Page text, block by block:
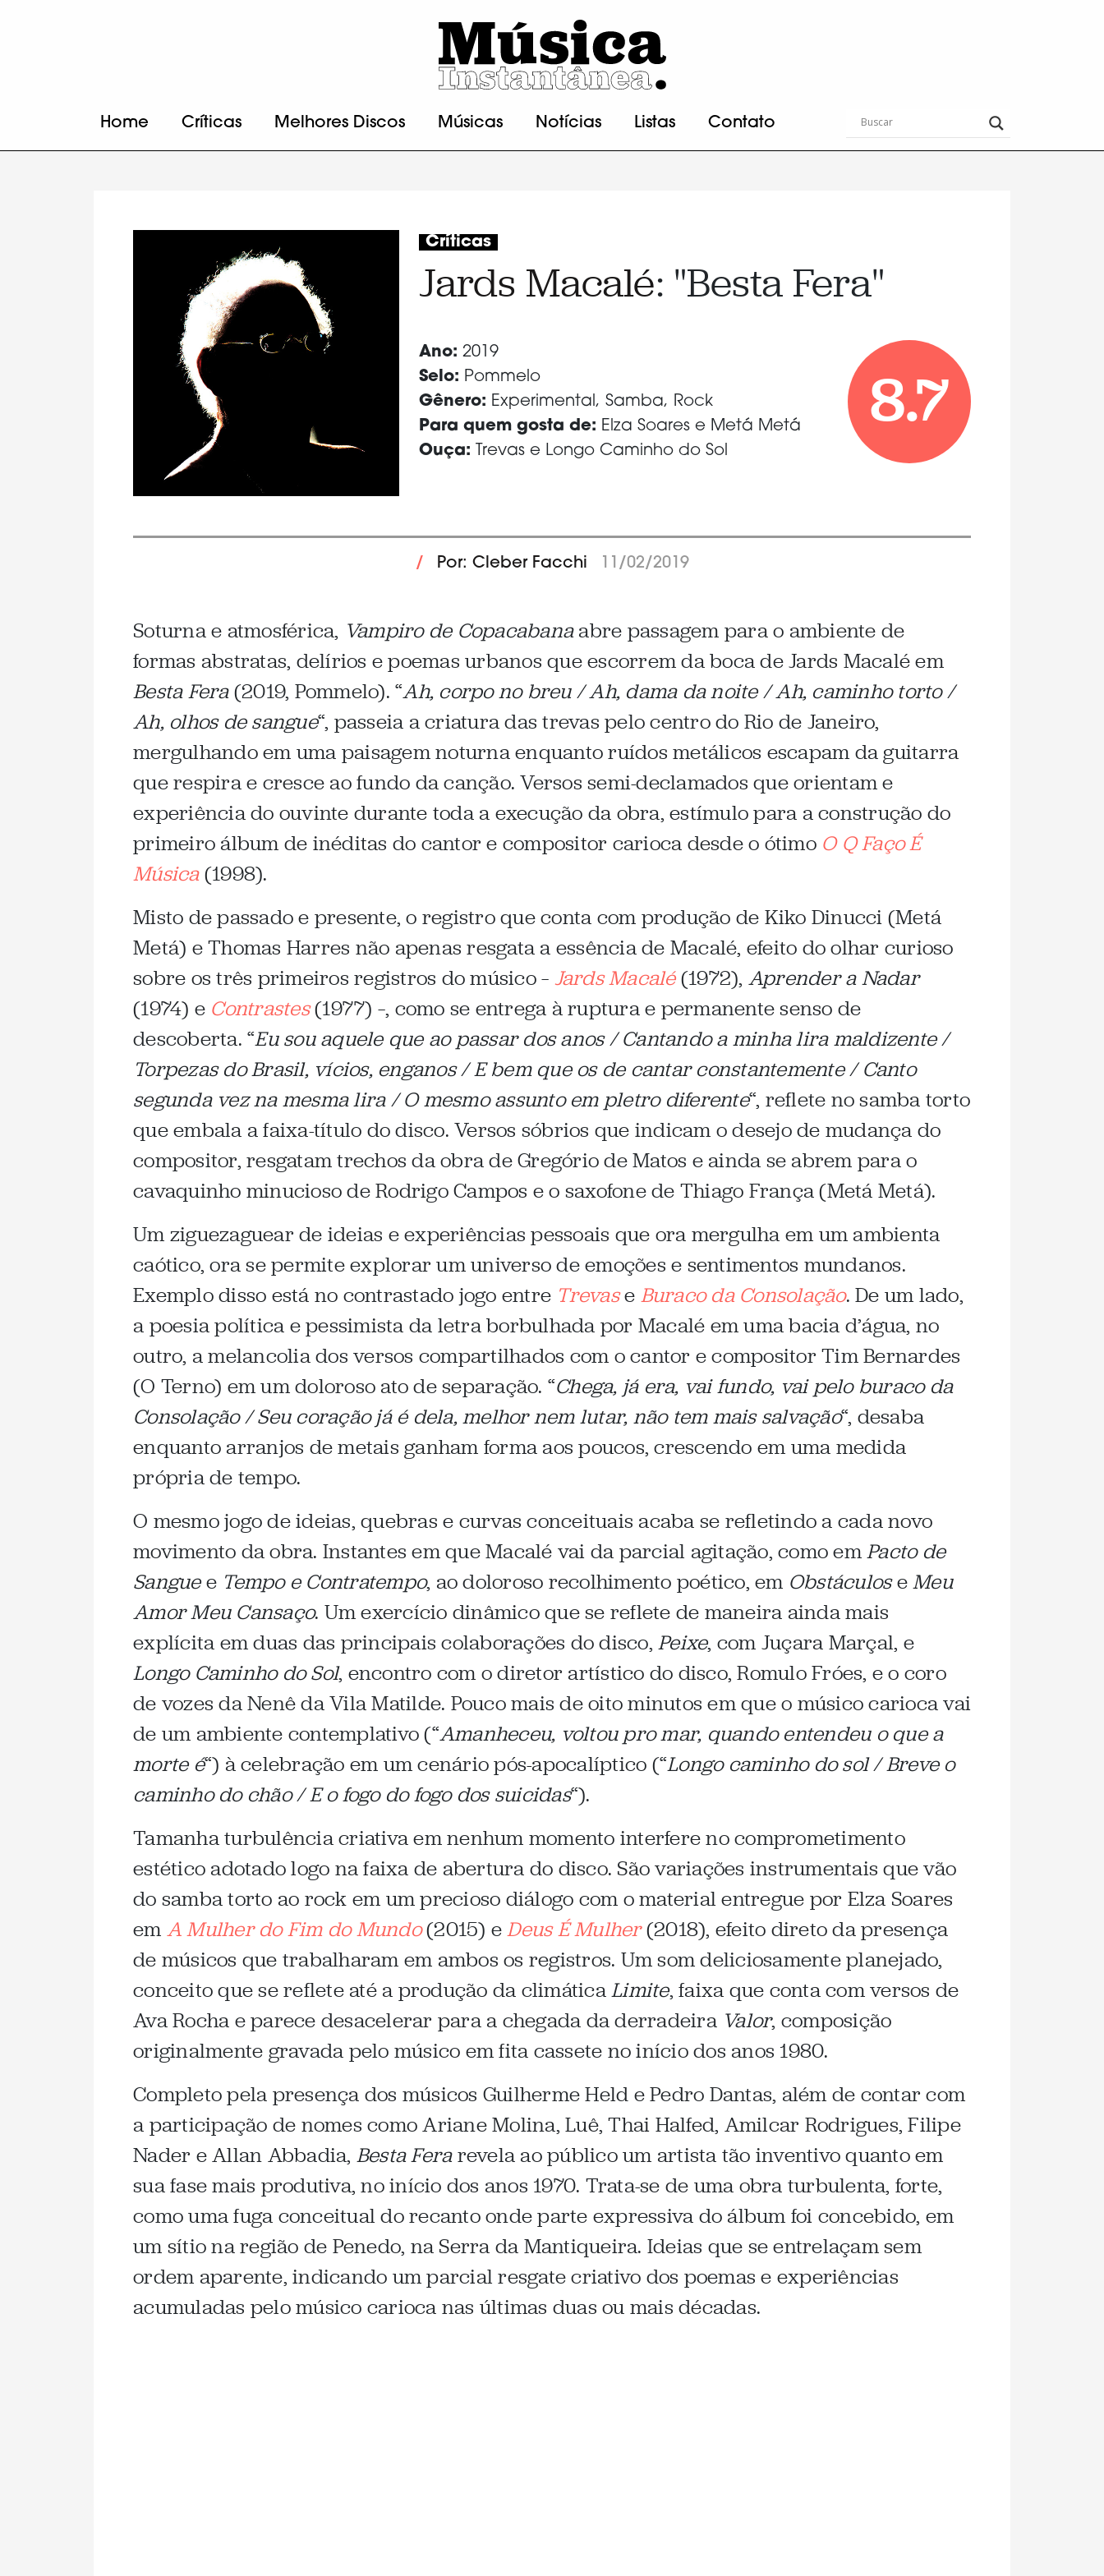
Home Críticas Melhores Discos Músicas Notícias Listas Contato
Críticas
Jards Macalé: "Besta Fera"
Ano: 2019
Selo: Pommelo
Gênero: Experimental, Samba, Rock
Para quem gosta de: Elza Soares e Metá Metá
Ouça: Trevas e Longo Caminho do Sol
8.7
/ Por: Cleber Facchi 11/02/2019
Soturna e atmosférica, Vampiro de Copacabanaabre passagem para o ambiente de
formas abstratas, delírios e poemas urbanos que escorrem da boca de Jards Macalé em
Besta Fera(2019, Pommelo). “Ah, corpo no breu / Ah, dama da noite / Ah, caminho torto /
Ah, olhos de sangue“, passeia a criatura das trevas pelo centro do Rio de Janeiro,
mergulhando em uma paisagem noturna enquanto ruídos metálicos escapam da guitarra
que respira e cresce ao fundo da canção. Versos semi-declamados que orientam e
experiência do ouvinte durante toda a execução da obra, estímulo para a construção do
primeiro álbum de inéditas do cantor e compositor carioca desde o ótimo O Q Faço É
Música(1998).
Misto de passado e presente, o registro que conta com produção de Kiko Dinucci (Metá
Metá) e Thomas Harres não apenas resgata a essência de Macalé, efeito do olhar curioso
sobre os três primeiros registros do músico – Jards Macalé(1972), Aprender a Nadar
(1974) e Contrastes(1977) –, como se entrega à ruptura e permanente senso de
descoberta. “Eu sou aquele que ao passar dos anos / Cantando a minha lira maldizente /
Torpezas do Brasil, vícios, enganos / E bem que os de cantar constantemente / Canto
segunda vez na mesma lira / O mesmo assunto em pletro diferente“, reflete no samba torto
que embala a faixa-título do disco. Versos sóbrios que indicam o desejo de mudança do
compositor, resgatam trechos da obra de Gregório de Matos e ainda se abrem para o
cavaquinho minucioso de Rodrigo Campos e o saxofone de Thiago França (Metá Metá).
Um ziguezaguear de ideias e experiências pessoais que ora mergulha em um ambienta
caótico, ora se permite explorar um universo de emoções e sentimentos mundanos.
Exemplo disso está no contrastado jogo entre Trevase Buraco da Consolação. De um lado,
a poesia política e pessimista da letra borbulhada por Macalé em uma bacia d’água, no
outro, a melancolia dos versos compartilhados com o cantor e compositor Tim Bernardes
(O Terno) em um doloroso ato de separação. “Chega, já era, vai fundo, vai pelo buraco da
Consolação / Seu coração já é dela, melhor nem lutar, não tem mais salvação“, desaba
enquanto arranjos de metais ganham forma aos poucos, crescendo em uma medida
própria de tempo.
O mesmo jogo de ideias, quebras e curvas conceituais acaba se refletindo a cada novo
movimento da obra. Instantes em que Macalé vai da parcial agitação, como emPacto de
Sanguee Tempo e Contratempo, ao doloroso recolhimento poético, em ObstáculoseMeu
Amor Meu Cansaço. Um exercício dinâmico que se reflete de maneira ainda mais
explícita em duas das principais colaborações do disco, Peixe, com Juçara Marçal, e
Longo Caminho do Sol, encontro com o diretor artístico do disco, Romulo Fróes, e o coro
de vozes da Nenê da Vila Matilde. Pouco mais de oito minutos em que o músico carioca vai
de um ambiente contemplativo (“Amanheceu, voltou pro mar, quando entendeu o que a
morte é“) à celebração em um cenário pós-apocalíptico (“Longo caminho do sol / Breve o
caminho do chão / E o fogo do fogo dos suicidas“).
Tamanha turbulência criativa em nenhum momento interfere no comprometimento
estético adotado logo na faixa de abertura do disco. São variações instrumentais que vão
do samba torto ao rock em um precioso diálogo com o material entregue por Elza Soares
em A Mulher do Fim do Mundo(2015) eDeus É Mulher(2018), efeito direto da presença
de músicos que trabalharam em ambos os registros. Um som deliciosamente planejado,
conceito que se reflete até a produção da climáticaLimite, faixa que conta com versos de
Ava Rocha e parece desacelerar para a chegada da derradeira Valor, composição
originalmente gravada pelo músico em fita cassete no início dos anos 1980.
Completo pela presença dos músicos Guilherme Held e Pedro Dantas, além de contar com
a participação de nomes como Ariane Molina, Luê, Thai Halfed, Amilcar Rodrigues, Filipe
Nader e Allan Abbadia, Besta Ferarevela ao público um artista tão inventivo quanto em
sua fase mais produtiva, no início dos anos 1970. Trata-se de uma obra turbulenta, forte,
como uma fuga conceitual do recanto onde parte expressiva do álbum foi concebido, em
um sítio na região de Penedo, na Serra da Mantiqueira. Ideias que se entrelaçam sem
ordem aparente, indicando um parcial resgate criativo dos poemas e experiências
acumuladas pelo músico carioca nas últimas duas ou mais décadas.